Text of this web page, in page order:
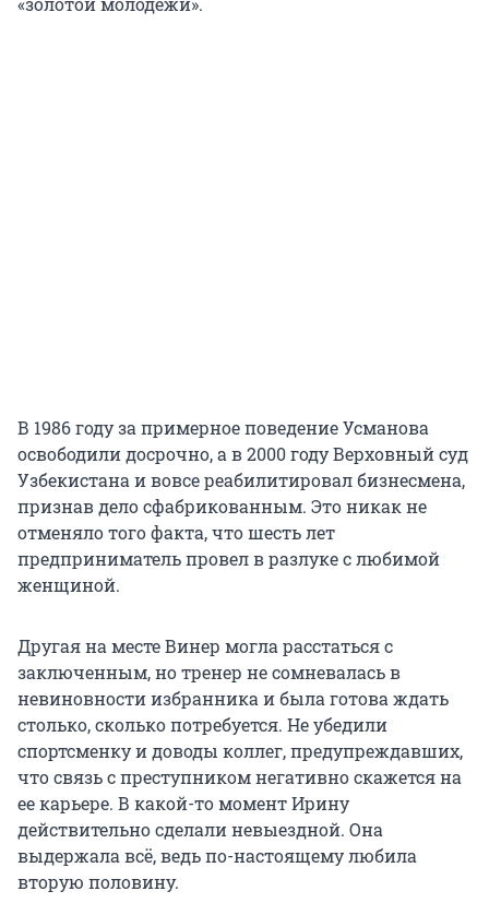
В 1986 году за примерное поведение Усманова
освободили досрочно, а в 2000 году Верховный суд
Узбекистана и вовсе реабилитировал бизнесмена,
признав дело сфабрикованным. Это никак не
отменяло того факта, что шесть лет
предприниматель провел в разлуке с любимой
женщиной.
Другая на месте Винер могла расстаться с
заключенным, но тренер не сомневалась в
невиновности избранника и была готова ждать
столько, сколько потребуется. Не убедили
спортсменку и доводы коллег, предупреждавших,
что связь с преступником негативно скажется на
ее карьере. В какой-то момент Ирину
действительно сделали невыездной. Она
выдержала всё, ведь по-настоящему любила
вторую половину.